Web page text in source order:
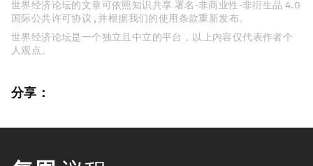
世界经济论坛的文章可依照知识共享 署名-非商业性-非衍生品 4.0
国际公共许可协议 , 并根据我们的使用条款重新发布。
世界经济论坛是一个独立且中立的平台，以上内容仅代表作者个
人观点。
分享：